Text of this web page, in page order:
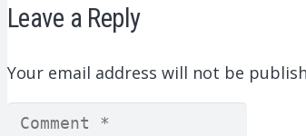
Leave a Reply
Your email address will not be